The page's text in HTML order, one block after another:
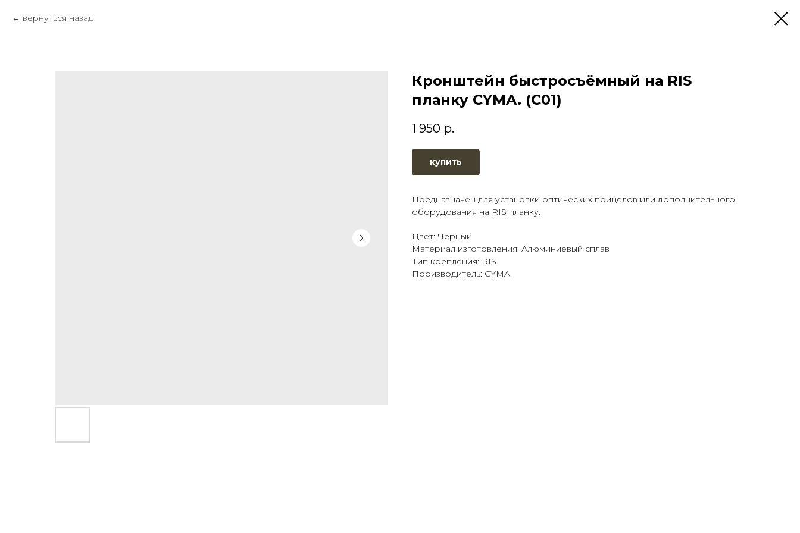
вернуться назад
Кронштейн быстросъёмный на RIS
планку CYMA. (C01)
1 950 р.
купить
Предназначен для установки оптических прицелов или дополнительного
оборудования на RIS планку.
Цвет: Чёрный
Материал изготовления: Алюминиевый сплав
Тип крепления: RIS
Производитель: CYMA